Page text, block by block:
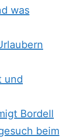
was
und
Bordell
beim